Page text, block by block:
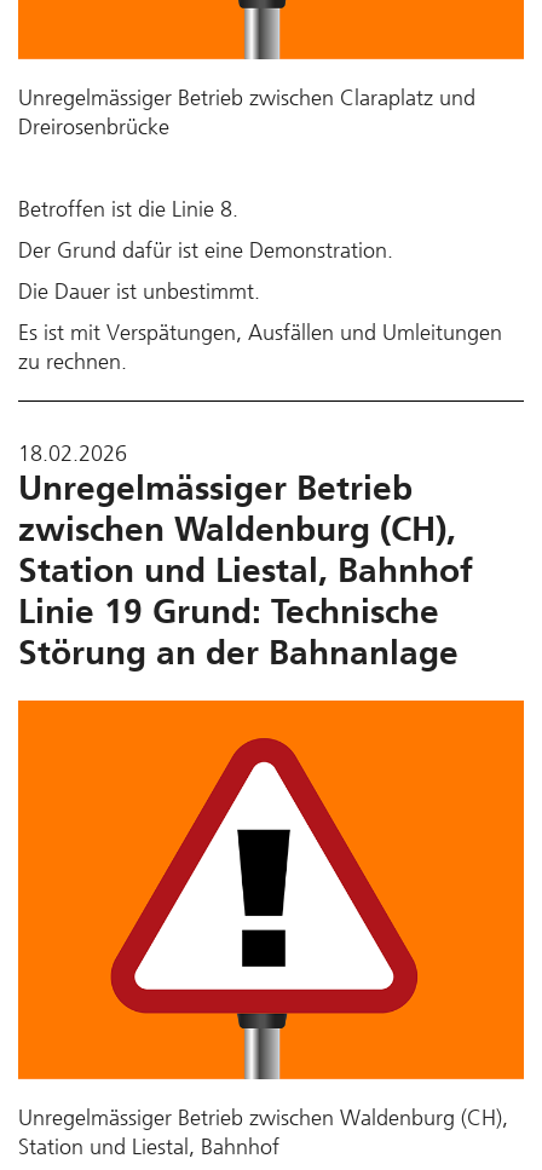
Unregelmässiger Betrieb zwischen Claraplatz und
Dreirosenbrücke
Betroffen ist die Linie 8.
Der Grund dafür ist eine Demonstration.
Die Dauer ist unbestimmt.
Es ist mit Verspätungen, Ausfällen und Umleitungen
zu rechnen.
18.02.2026
Unregelmässiger Betrieb
zwischen Waldenburg (CH),
Station und Liestal, Bahnhof
Linie 19 Grund: Technische
Störung an der Bahnanlage
Unregelmässiger Betrieb zwischen Waldenburg (CH),
Station und Liestal, Bahnhof